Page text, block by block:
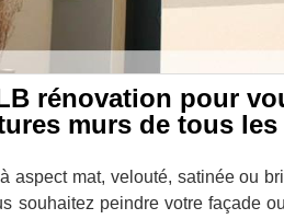
rénovation pour
murs de tous les
aspect mat, velouté, satinée ou
souhaitez peindre votre façade